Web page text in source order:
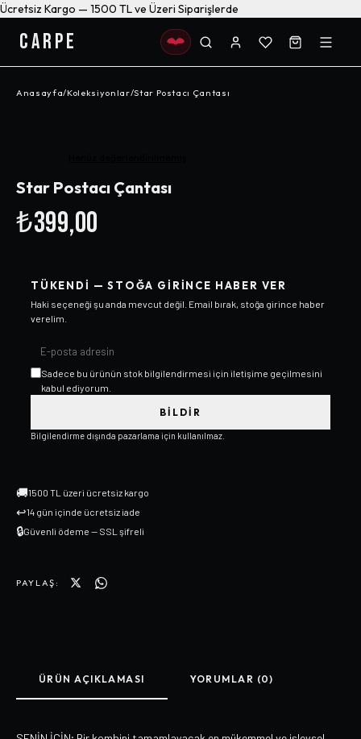
Ücretsiz Kargo — 1500 TL ve Üzeri Siparişlerde
CARPE
Anasayfa/Koleksiyonlar/Star Postacı Çantası
Star Postacı Çantası
₺399,00
TÜKENDI — STOĞA GIRINCE HABER VER
Haki seçeneği şu anda mevcut değil. Email bırak, stoğa girince haber
verelim.
Sadece bu ürünün stok bilgilendirmesi için iletişime geçilmesini
kabul ediyorum.
BILDIR
Bilgilendirme dışında pazarlama için kullanılmaz.
🚚1500 TL üzeri ücretsiz kargo
↩14 gün içinde ücretsiz iade
🔒Güvenli ödeme — SSL şifreli
PAYLAŞ:
ÜRÜN AÇIKLAMASI YORUMLAR (0)